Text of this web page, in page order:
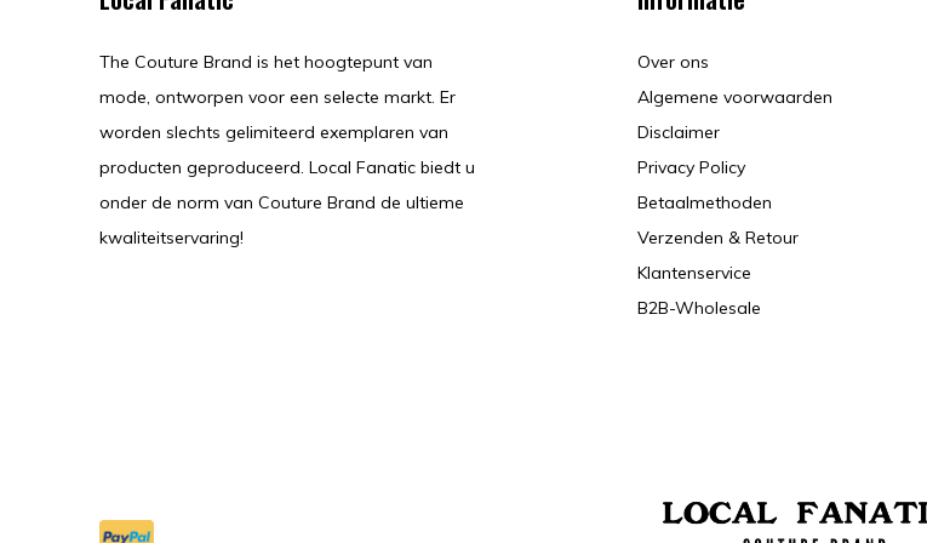
The Couture Brand is het hoogtepunt van
mode, ontworpen voor een selecte markt. Er
worden slechts gelimiteerd exemplaren van
producten geproduceerd. Local Fanatic biedt u
onder de norm van Couture Brand de ultieme
kwaliteitservaring!
Over ons
Algemene voorwaarden
Disclaimer
Privacy Policy
Betaalmethoden
Verzenden & Retour
Klantenservice
B2B-Wholesale